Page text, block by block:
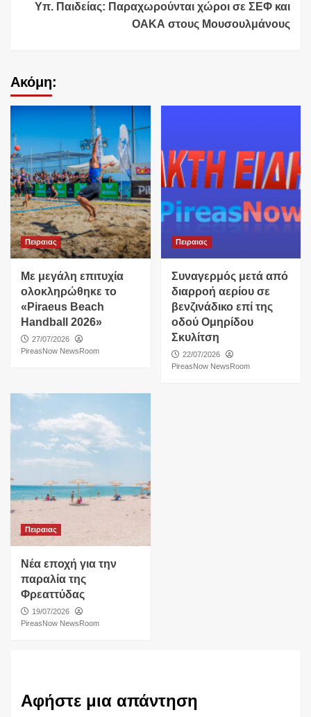
Υπ. Παιδείας: Παραχωρούνται χώροι σε ΣΕΦ και
ΟΑΚΑ στους Μουσουλμάνους
Ακόμη:
Πειραιας
Με μεγάλη επιτυχία
ολοκληρώθηκε το
«Piraeus Beach
Handball 2026»
27/07/2026
PireasNow NewsRoom
Πειραιας
Συναγερμός μετά από
διαρροή αερίου σε
βενζινάδικο επί της
οδού Ομηρίδου
Σκυλίτση
22/07/2026
PireasNow NewsRoom
Πειραιας
Νέα εποχή για την
παραλία της
Φρεαττύδας
19/07/2026
PireasNow NewsRoom
Αφήστε μια απάντηση